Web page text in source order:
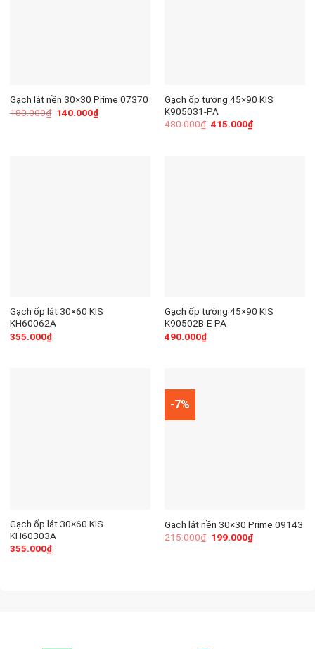
Gạch lát nền 30×30 Prime 07370
180.000₫ 140.000₫
Gạch ốp tường 45×90 KIS
K905031-PA
480.000₫ 415.000₫
Gạch ốp lát 30×60 KIS
KH60062A
355.000₫
Gạch ốp tường 45×90 KIS
K90502B-E-PA
490.000₫
Gạch ốp lát 30×60 KIS
KH60303A
355.000₫
-7%
Gạch lát nền 30×30 Prime 09143
215.000₫ 199.000₫